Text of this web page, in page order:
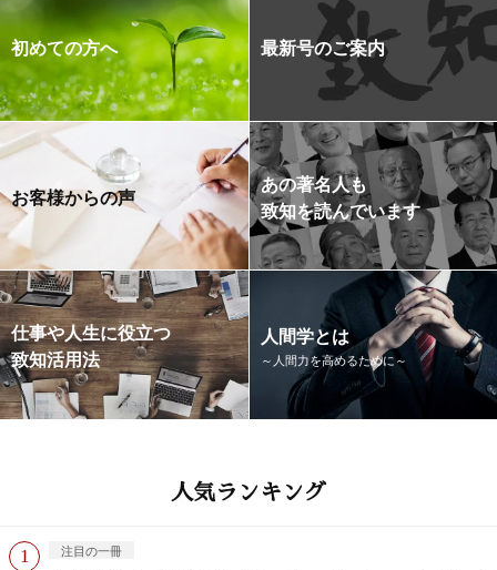
初めての方へ 最新号のご案内
お客様からの声
あの著名人も
致知を読んでいます
仕事や人生に役立つ
致知活用法
人間学とは
～人間力を高めるために～
人気ランキング
注目の一冊